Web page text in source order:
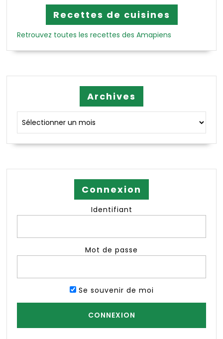
Recettes de cuisines
Retrouvez toutes les recettes des Amapiens
Archives
Connexion
Identifiant
Mot de passe
Se souvenir de moi